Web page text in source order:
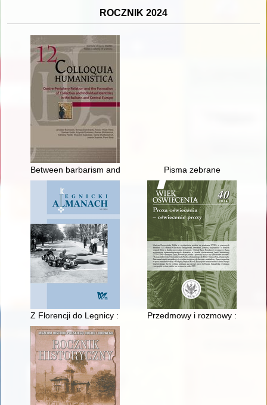
ROCZNIK 2024
Between barbarism and civilization : the image of the
Pisma zebrane
Z Florencji do Legnicy : wizyta studyjna specjalistów z
Przedmowy i rozmowy : rama